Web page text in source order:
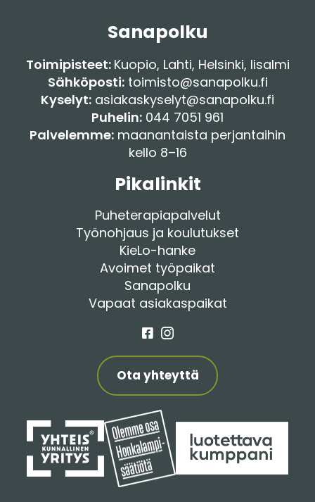
Sanapolku
Toimipisteet: Kuopio, Lahti, Helsinki, Iisalmi
Sähköposti: toimisto@sanapolku.fi
Kyselyt: asiakaskyselyt@sanapolku.fi
Puhelin: 044 7051 961
Palvelemme: maanantaista perjantaihin
kello 8–16
Pikalinkit
Puheterapiapalvelut
Työnohjaus ja koulutukset
KieLo-hanke
Avoimet työpaikat
Sanapolku
Vapaat asiakaspaikat
Facebook
Instagram
Ota yhteyttä